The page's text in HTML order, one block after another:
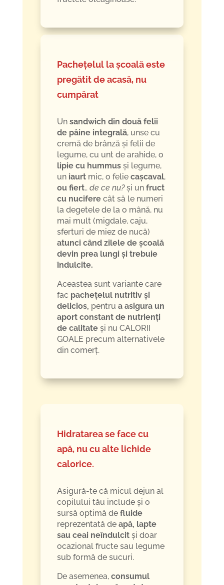
Pachețelul la școală este
pregătit de acasă, nu
cumpărat
Un sandwich din două felii
de pâine integrală, unse cu
cremă de brânză și felii de
legume, cu unt de arahide, o
lipie cu hummusși legume,
uniaurtmic, o felie cașcaval,
ou fiert.. de ce nu?și un fruct
cu nuciferecât să le numeri
la degetele de la o mână, nu
mai mult (migdale, caju,
sferturi de miez de nucă)
atunci când zilele de școală
devin prea lungi și trebuie
îndulcite.
Aceastea sunt variante care
fac pachețelul nutritiv și
delicios, pentru a asigura un
aport constant de nutrienți
de calitateși nu CALORII
GOALE precum alternativele
din comerț.
Hidratarea se face cu
apă, nu cu alte lichide
calorice.
Asigură-te că micul dejun al
copilului tău include și o
sursă optimă defluide
reprezentată de apă, lapte
sau ceai neîndulcitși doar
ocazional fructe sau legume
sub formă de sucuri.
De asemenea,consumul